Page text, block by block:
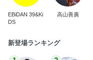
EBiDAN 39&Ki
DS
高山善廣
新登場ランキング